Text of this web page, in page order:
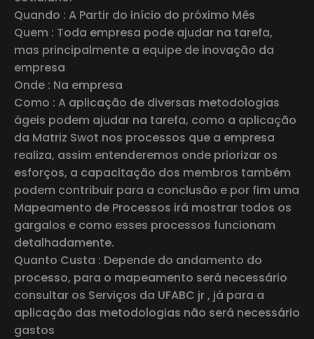
Quando : A Partir do início do próximo Mês
Quem : Toda empresa pode ajudar na tarefa,
mas principalmente a equipe de inovação da
empresa
Onde : Na empresa
Como : A aplicação de diversas metodologias
ágeis podem ajudar na tarefa, como a aplicação
da Matriz Swot nos processos que a empresa
realiza, assim entenderemos onde priorizar os
esforços, a capacitação dos membros também
podem contribuir para a conclusão e por fim uma
Mapeamento de Processos irá mostrar todos os
gargalos e como esses processos funcionam
detalhadamente.
Quanto Custa : Depende do andamento do
processo, para o mapeamento será necessário
consultar os Serviços da UFABC jr , já para a
aplicação das metodologias não será necessário
gastos